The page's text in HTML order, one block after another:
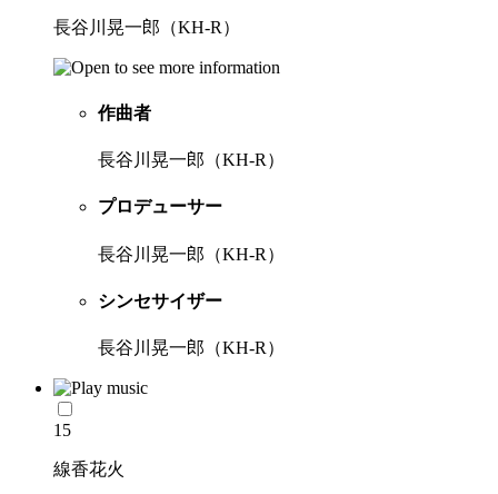
長谷川晃一郎（KH-R）
作曲者
長谷川晃一郎（KH-R）
プロデューサー
長谷川晃一郎（KH-R）
シンセサイザー
長谷川晃一郎（KH-R）
15
線香花火